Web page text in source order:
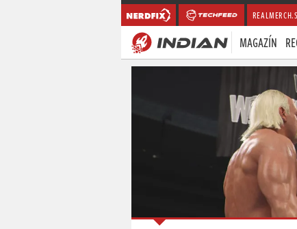
MAGAZÍN